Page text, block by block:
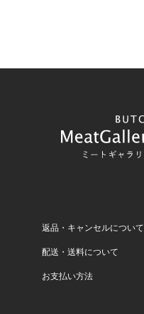
返品・キャンセルについて
配送・送料について
お支払い方法